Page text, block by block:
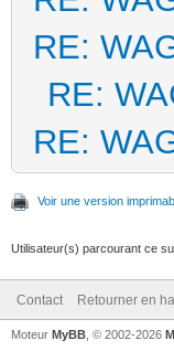
RE:
RE:
RE:
Voir une version
Utilisateur(s) parcourant ce
Contact Retourner en
Moteur MyBB , © 2002-2026